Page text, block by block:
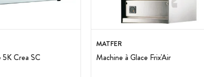
5K Crea SC
MATFER
Machine à Glace Frix'Air